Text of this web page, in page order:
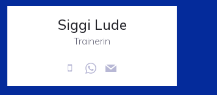
Siggi Lude
Trainerin